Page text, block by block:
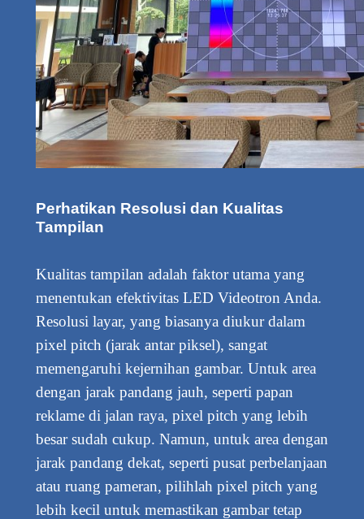
Perhatikan Resolusi dan Kualitas
Tampilan
Kualitas tampilan adalah faktor utama yang
menentukan efektivitas LED Videotron Anda.
Resolusi layar, yang biasanya diukur dalam
pixel pitch (jarak antar piksel), sangat
memengaruhi kejernihan gambar. Untuk area
dengan jarak pandang jauh, seperti papan
reklame di jalan raya, pixel pitch yang lebih
besar sudah cukup. Namun, untuk area dengan
jarak pandang dekat, seperti pusat perbelanjaan
atau ruang pameran, pilihlah pixel pitch yang
lebih kecil untuk memastikan gambar tetap